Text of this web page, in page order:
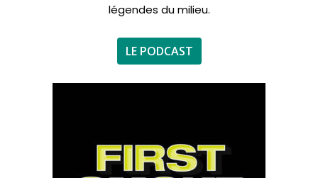
légendes du milieu.
LE PODCAST